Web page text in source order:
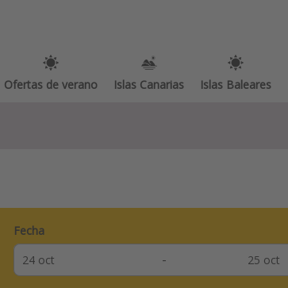
Ofertas de verano Islas Canarias Islas Baleares
Fecha
-